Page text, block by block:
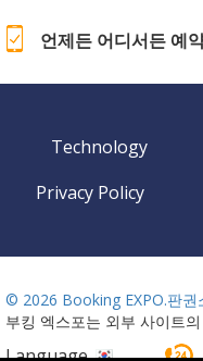
언제든 어디서든 예
Technology
Privacy Policy
© 2026 Booking EXPO.판권
부킹 엑스포는 외부 사이트
Language